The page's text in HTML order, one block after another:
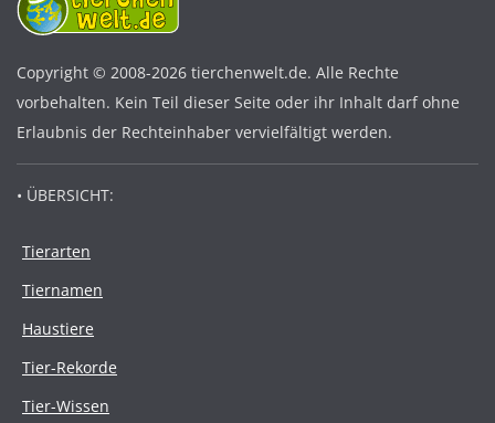
Copyright © 2008-2026 tierchenwelt.de. Alle Rechte
vorbehalten. Kein Teil dieser Seite oder ihr Inhalt darf ohne
Erlaubnis der Rechteinhaber vervielfältigt werden.
• ÜBERSICHT:
Tierarten
Tiernamen
Haustiere
Tier-Rekorde
Tier-Wissen